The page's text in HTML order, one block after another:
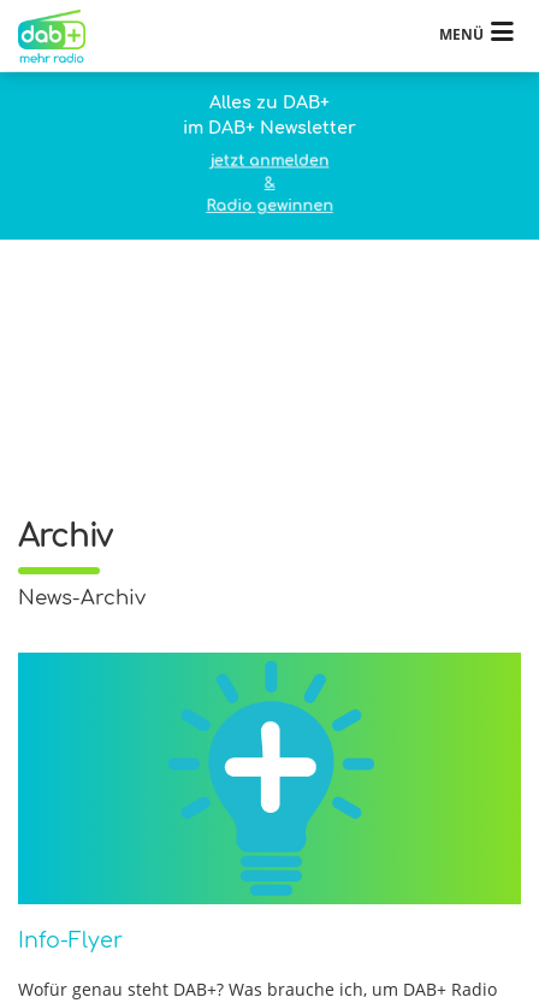
MENÜ
Alles zu DAB+
im DAB+ Newsletter
jetzt anmelden
&
Radio gewinnen
Archiv
News-Archiv
Info-Flyer
Wofür genau steht DAB+? Was brauche ich, um DAB+ Radio